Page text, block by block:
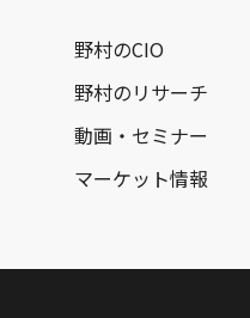
野村のCIO
野村のリサーチ
動画・セミナー
マーケット情報